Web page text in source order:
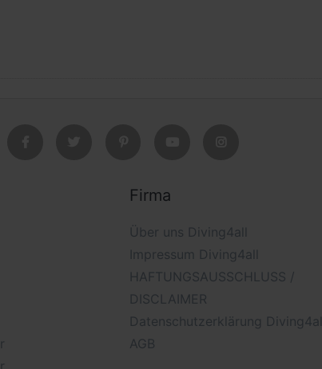
Firma
Über uns Diving4all
Impressum Diving4all
HAFTUNGSAUSSCHLUSS /
DISCLAIMER
Datenschutzerklärung Diving4all
AGB